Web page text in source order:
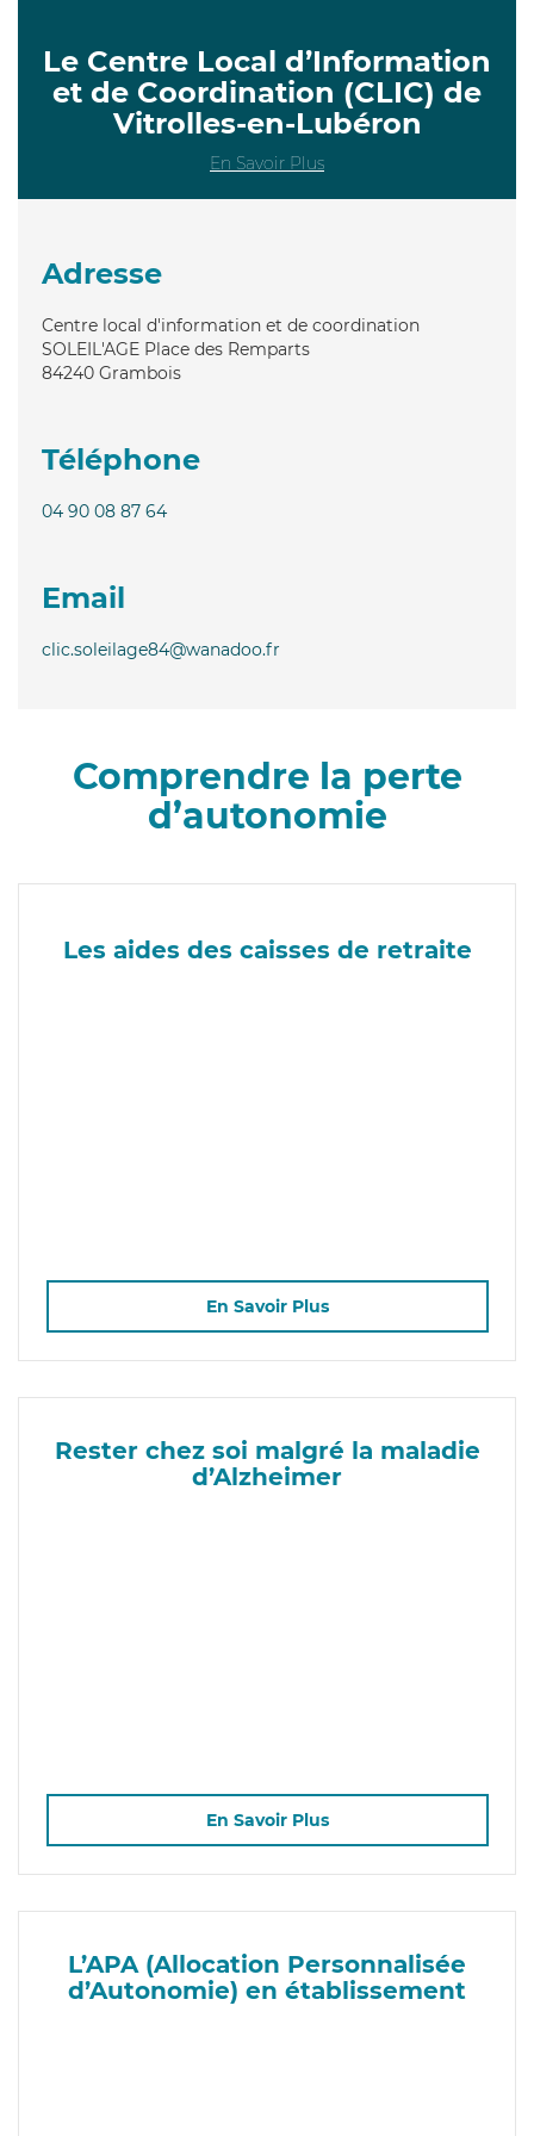
Le Centre Local d’Information
et de Coordination (CLIC) de
Vitrolles-en-Lubéron
En Savoir Plus
Adresse
Centre local d'information et de coordination
SOLEIL'AGE Place des Remparts
84240 Grambois
Téléphone
04 90 08 87 64
Email
clic.soleilage84@wanadoo.fr
Comprendre la perte
d’autonomie
Les aides des caisses de retraite
En Savoir Plus
Rester chez soi malgré la maladie
d’Alzheimer
En Savoir Plus
L’APA (Allocation Personnalisée
d’Autonomie) en établissement